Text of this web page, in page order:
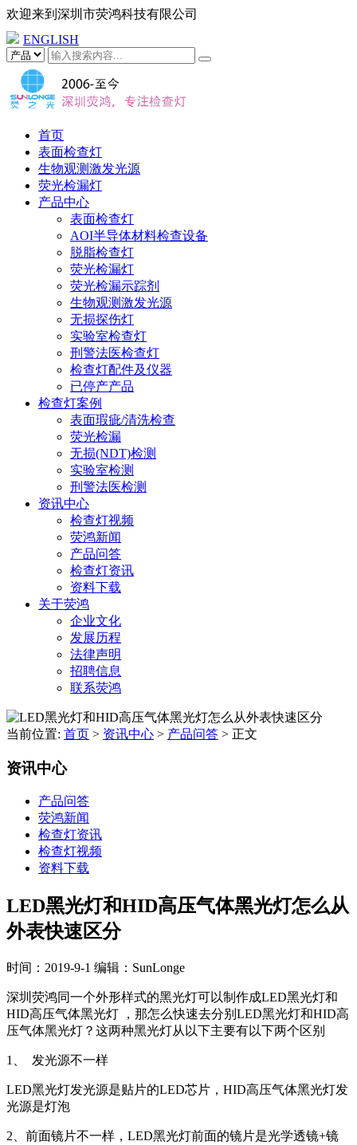
欢迎来到 深圳市荧鸿科技有限公司
ENGLISH
首页
表面检查灯
生物观测激发光源
荧光检漏灯
产品中心
表面检查灯
AOI半导体材料检查设备
脱脂检查灯
荧光检漏灯
荧光检漏示踪剂
生物观测激发光源
无损探伤灯
实验室检查灯
刑警法医检查灯
检查灯配件及仪器
已停产产品
检查灯案例
表面瑕疵/清洗检查
荧光检漏
无损(NDT)检测
实验室检测
刑警法医检测
资讯中心
检查灯视频
荧鸿新闻
产品问答
检查灯资讯
资料下载
关于荧鸿
企业文化
发展历程
法律声明
招聘信息
联系荧鸿
当前位置: 首页 > 资讯中心 > 产品问答 > 正文
资讯中心
产品问答
荧鸿新闻
检查灯资讯
检查灯视频
资料下载
LED黑光灯和HID高压气体黑光灯怎么从
外表快速区分
时间：2019-9-1 编辑：SunLonge
深圳荧鸿同一个外形样式的黑光灯可以制作成LED黑光灯和
HID高压气体黑光灯 ，那怎么快速去分别LED黑光灯和HID高
压气体黑光灯？这两种黑光灯从以下主要有以下两个区别
1、 发光源不一样
LED黑光灯发光源是贴片的LED芯片，HID高压气体黑光灯发
光源是灯泡
2、前面镜片不一样，LED黑光灯前面的镜片是光学透镜+镜